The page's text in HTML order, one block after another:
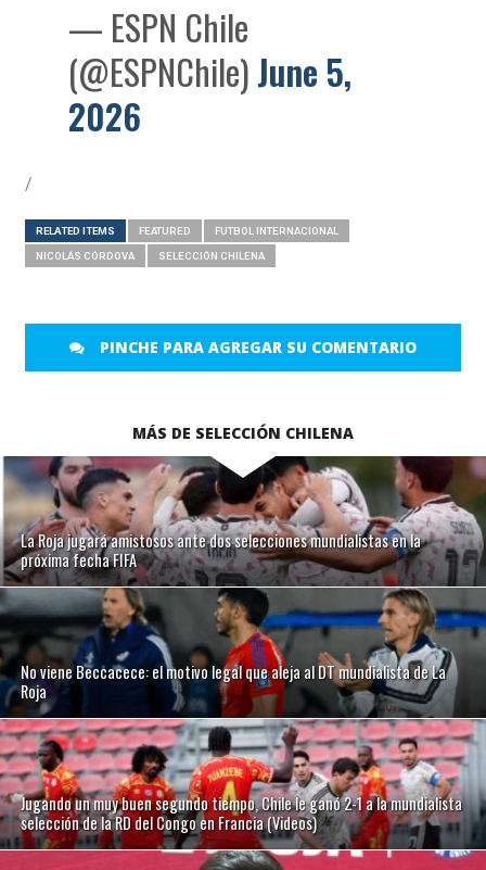
— ESPN Chile
(@ESPNChile)June 5,
2026
/
RELATED ITEMS FEATURED FUTBOL INTERNACIONAL
NICOLÁS CÓRDOVA SELECCIÓN CHILENA
PINCHE PARA AGREGAR SU COMENTARIO
MÁS DE SELECCIÓN CHILENA
La Roja jugará amistosos ante dos selecciones mundialistas en la
próxima fecha FIFA
No viene Beccacece: el motivo legal que aleja al DT mundialista de La
Roja
Jugando un muy buen segundo tiempo, Chile le ganó 2-1 a la mundialista
selección de la RD del Congo en Francia (Videos)